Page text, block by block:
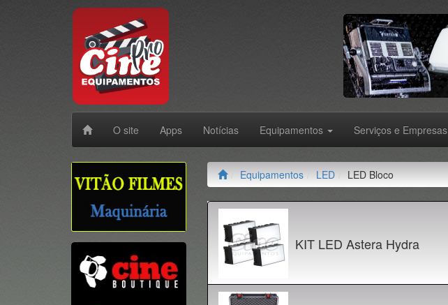
O site Apps Notícias Equipamentos Serviços e Empresas
Equipamentos LED LED Bloco
KIT LED Astera Hydra